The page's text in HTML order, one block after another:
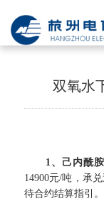
双氧水
1、己内酰胺
14900元/吨，承
待合约结算指引。